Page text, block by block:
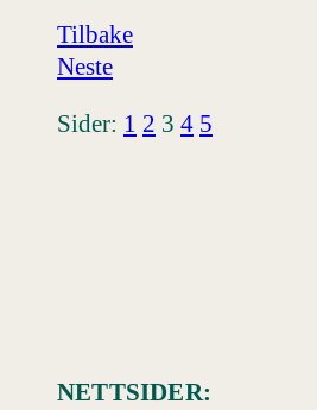
Tilbake
Neste
Sider: 1 2 3 4 5
NETTSIDER: